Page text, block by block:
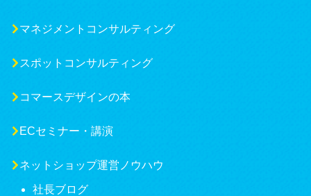
マネジメントコンサルティング
スポットコンサルティング
コマースデザインの本
ECセミナー・講演
ネットショップ運営ノウハウ
社長ブログ